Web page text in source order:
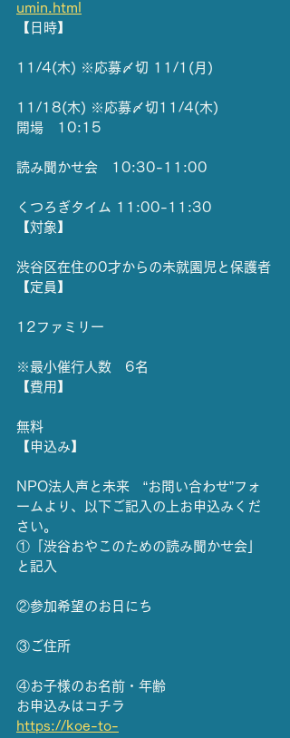
umin.html
【日時】
11/4(木) ※応募〆切 11/1(月)
11/18(木) ※応募〆切11/4(木)
開場　10:15
読み聞かせ会　10:30-11:00
くつろぎタイム 11:00-11:30
【対象】
渋谷区在住の0才からの未就園児と保護者
【定員】
12ファミリー
※最小催行人数　6名
【費用】
無料
【申込み】
NPO法人声と未来　“お問い合わせ”フォ
ームより、以下ご記入の上お申込みくだ
さい。
①「渋谷おやこのための読み聞かせ会」
と記入
②参加希望のお日にち
③ご住所
④お子様のお名前・年齢
お申込みはコチラ
https://koe-to-